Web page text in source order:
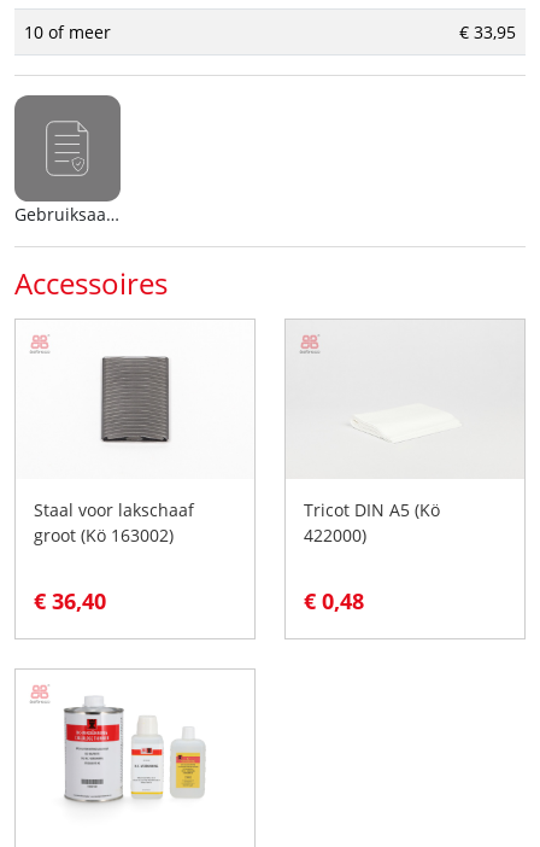
10 of meer
€ 33,95
Gebruiksaanwijzing
Accessoires
Staal voor lakschaaf
groot (Kö 163002)
€ 36,40
Tricot DIN A5 (Kö
422000)
€ 0,48